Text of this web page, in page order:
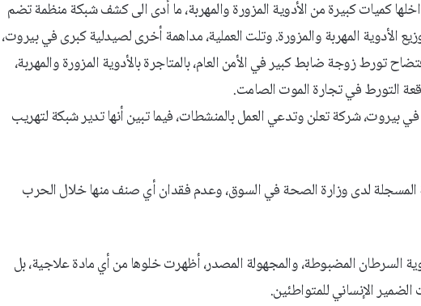
كميات كبيرة من الأدوية المزورة والمهربة، ما أدى الى كشف شبكة منظمة تضم
الأدوية المهربة والمزورة. وتلت العملية، مداهمة أخرى لصيدلية كبرى في بيروت،
أدى إفتضاح تورط زوجة ضابط كبير في الأمن العام، بالمتاجرة بالأدوية المزورة والمهربة،
التورط في تجارة الموت الصامت.
بيروت، شركة تعلن وتدعي العمل بالمنشطات، فيما تبين أنها تدير شبكة لتهريب
المسجلة لدى وزارة الصحة في السوق، وعدم فقدان أي صنف منها خلال الحرب
السرطان المضبوطة، والمجهولة المصدر، أظهرت خلوها من أي مادة علاجية، بل
الإنساني للمتواطئين.